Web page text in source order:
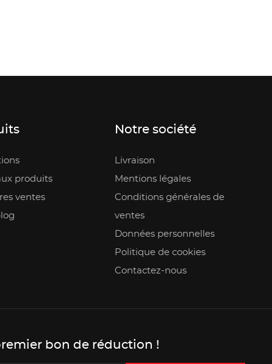
produits
ventes
Notre société
Livraison
Mentions légales
Conditions générales de
ventes
Données personnelles
Politique de cookies
Contactez-nous
bon de réduction !